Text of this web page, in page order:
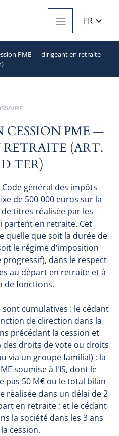
FR
PME — dirigeant en retraite
PME —
(ART.
TER)
général des impôts
de 500 000 euros sur la
titres réalisée par les
partent en retraite. Cet
quelle que soit la durée de
le régime d'imposition
dans le respect
au départ en retraite et à
de fonctions.
cumulatives : le cédant
de direction dans la
précédant la cession et
des droits de vote ou droits
via un groupe familial) ; la
soumise à l'IS, dont le
pas 50 M€ ou le total bilan
réalisée dans un délai de 2
en retraite ; et le cédant
la société dans les 3 ans
cession.